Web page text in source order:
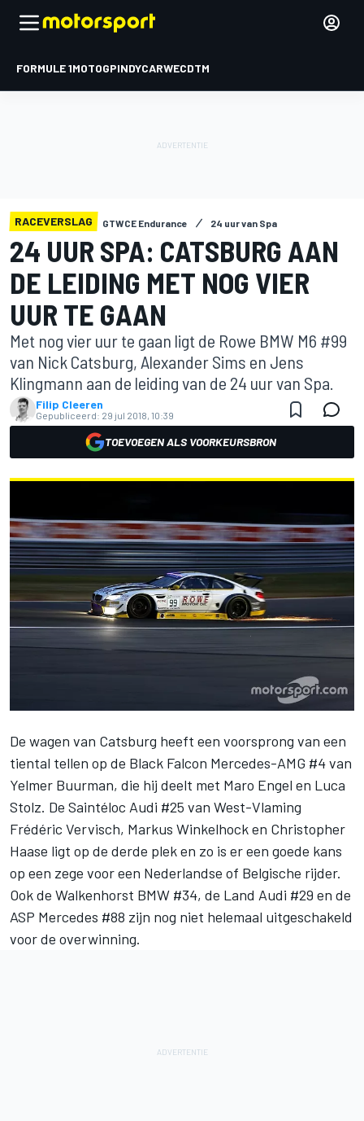
FORMULE 1MOTOGPINDYCARWECDTM
RACEVERSLAG GTWCE Endurance 24 uur van Spa
24 UUR SPA: CATSBURG AAN
DE LEIDING MET NOG VIER
UUR TE GAAN
Met nog vier uur te gaan ligt de Rowe BMW M6 #99
van Nick Catsburg, Alexander Sims en Jens
Klingmann aan de leiding van de 24 uur van Spa.
Filip Cleeren
Gepubliceerd: 29 jul 2018, 10:39
TOEVOEGEN ALS VOORKEURSBRON
De wagen van Catsburg heeft een voorsprong van een
tiental tellen op de Black Falcon Mercedes-AMG #4 van
Yelmer Buurman, die hij deelt met Maro Engel en Luca
Stolz. De Saintéloc Audi #25 van West-Vlaming
Frédéric Vervisch, Markus Winkelhock en Christopher
Haase ligt op de derde plek en zo is er een goede kans
op een zege voor een Nederlandse of Belgische rijder.
Ook de Walkenhorst BMW #34, de Land Audi #29 en de
ASP Mercedes #88 zijn nog niet helemaal uitgeschakeld
voor de overwinning.